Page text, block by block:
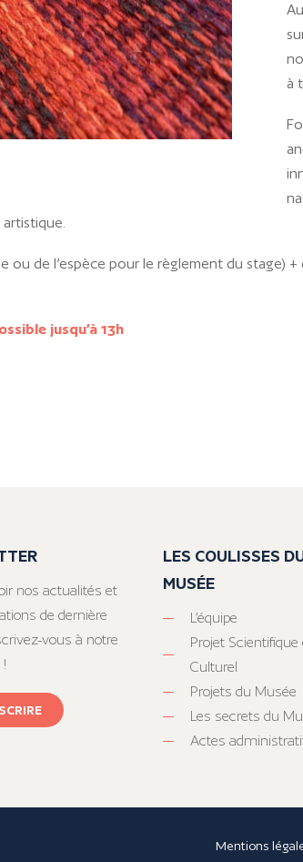
à
ou de l’espèce pour le règlement du stage) +
jusqu’à 13h
nos actualités et
de dernière
vous à notre
LES COULISSES
MUSÉE
L’équipe
Projet Scientifique
Culturel
Projets du Musée
Les secrets du
Actes
Mentions